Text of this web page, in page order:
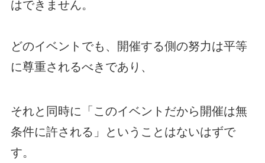
はできません。
どのイベントでも、開催する側の努力は平等
に尊重されるべきであり、
それと同時に「このイベントだから開催は無
条件に許される」ということはないはずで
す。